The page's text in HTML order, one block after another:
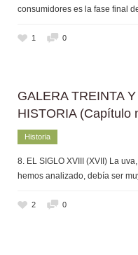
consumidores es la fase final
1 0
GALERA TREINTA
HISTORIA (Capítulo
Historia
8. EL SIGLO XVIII (XVII) La
hemos analizado, debía ser
2 0